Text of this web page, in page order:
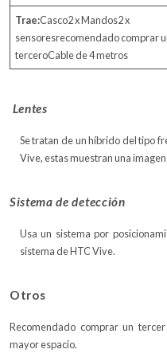
Trae:Casco2 x Mandos2 x
sensoresrecomendado comprar
terceroCable de 4 metros
Lentes
Se tratan de un híbrido del tipo
Vive, estas muestran una
Sistema de detección
Usa un sistema por
sistema de HTC Vive.
Otros
Recomendado comprar un
mayor espacio.